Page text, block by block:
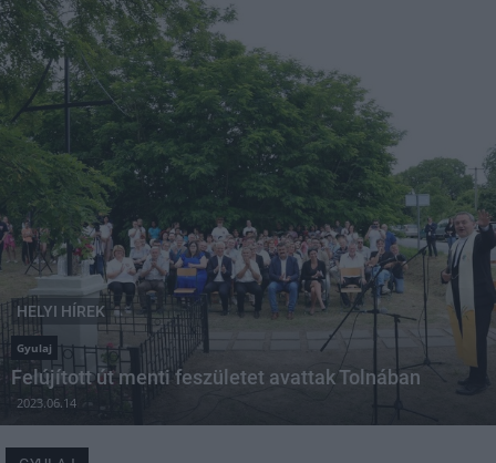
HELYI HÍREK
Gyulaj
Felújított út menti feszületet avattak Tolnában
2023.06.14